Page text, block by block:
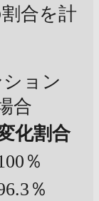
合を計
ョン
合
化割合
％
％